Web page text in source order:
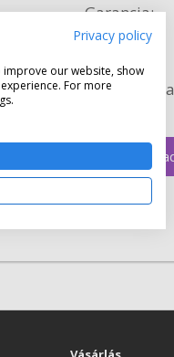
Garancia:
Kapacitás:
Kiszerelés:
Szín:
Részletes
Privacy policy
our website, show
For more